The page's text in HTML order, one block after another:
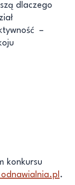
dlaczego
–
konkursu
.